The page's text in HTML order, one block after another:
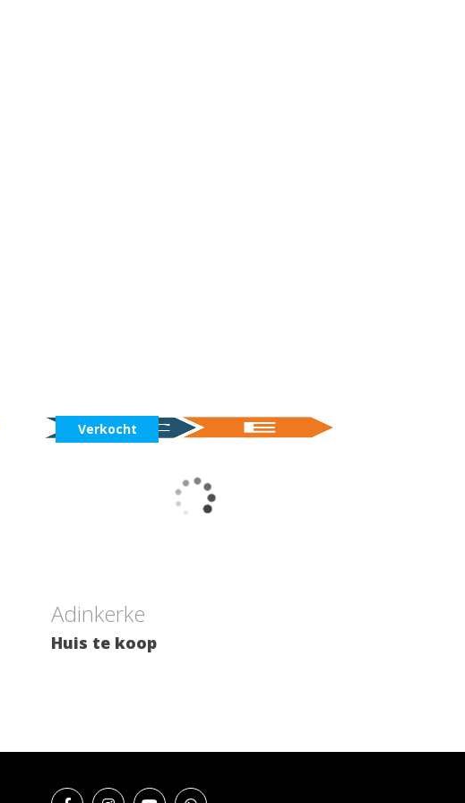
Verkocht
2 1
Adinkerke
Huis te koop